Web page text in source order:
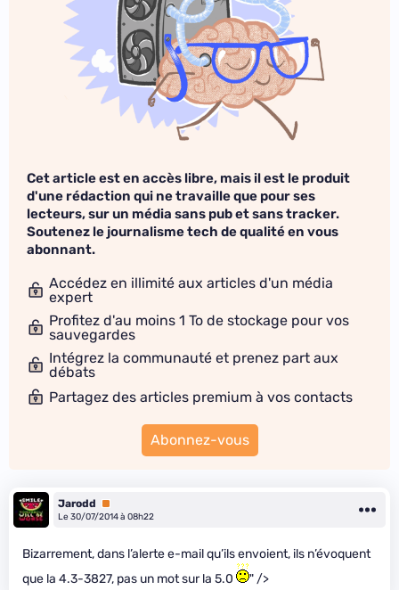
Cet article est en accès libre, mais il est le produit
d'une rédaction qui ne travaille que pour ses
lecteurs, sur un média sans pub et sans tracker.
Soutenez le journalisme tech de qualité en vous
abonnant.
Accédez en illimité aux articles d'un média
expert
Profitez d'au moins 1 To de stockage pour vos
sauvegardes
Intégrez la communauté et prenez part aux
débats
Partagez des articles premium à vos contacts
Abonnez-vous
Jarodd
Premium
Le 30/07/2014 à 08h22
Bizarrement, dans l’alerte e-mail qu’ils envoient, ils n’évoquent
que la 4.3-3827, pas un mot sur la 5.0
" />